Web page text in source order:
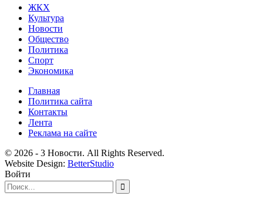
ЖКХ
Культура
Новости
Общество
Политика
Спорт
Экономика
Главная
Политика сайта
Контакты
Лента
Реклама на сайте
© 2026 - 3 Новости. All Rights Reserved.
Website Design: BetterStudio
Войти